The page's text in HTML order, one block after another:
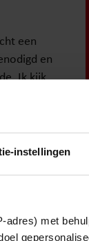
instellingen
met
een
en
Ik kijk
willen